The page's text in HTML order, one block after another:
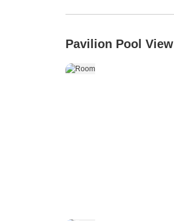
Pavilion Pool View